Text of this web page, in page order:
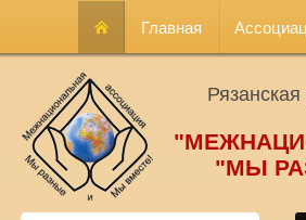
Главная
"МЫ